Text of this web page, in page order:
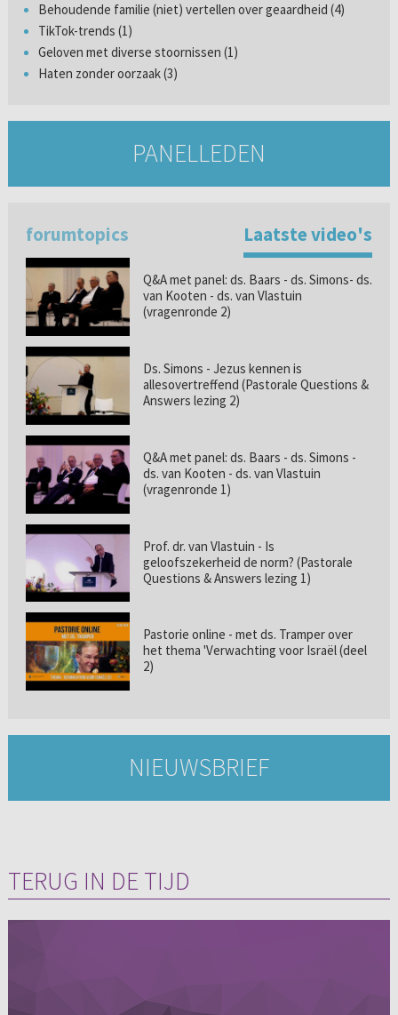
Behoudende familie (niet) vertellen over geaardheid (4)
TikTok-trends (1)
Geloven met diverse stoornissen (1)
Haten zonder oorzaak (3)
PANELLEDEN
forumtopics Laatste video's
Q&A met panel: ds. Baars - ds. Simons- ds.
van Kooten - ds. van Vlastuin
(vragenronde 2)
Ds. Simons - Jezus kennen is
allesovertreffend (Pastorale Questions &
Answers lezing 2)
Q&A met panel: ds. Baars - ds. Simons -
ds. van Kooten - ds. van Vlastuin
(vragenronde 1)
Prof. dr. van Vlastuin - Is
geloofszekerheid de norm? (Pastorale
Questions & Answers lezing 1)
Pastorie online - met ds. Tramper over
het thema 'Verwachting voor Israël (deel
2)
NIEUWSBRIEF
TERUG IN DE TIJD